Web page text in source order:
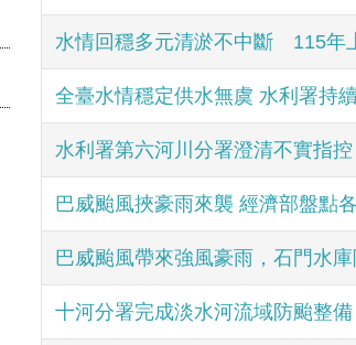
水情回穩多元清淤不中斷 115年
全臺水情穩定供水無虞 水利署持
水利署第六河川分署澄清不實指
巴威颱風挾豪雨來襲 經濟部盤點
巴威颱風帶來強風豪雨，石門水
十河分署完成淡水河流域防颱整